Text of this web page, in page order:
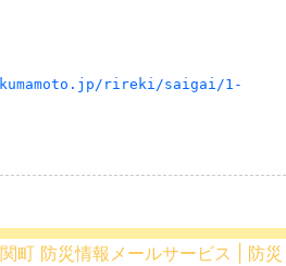
rireki/saigai/1-
町 防災情報メールサービス | 防災